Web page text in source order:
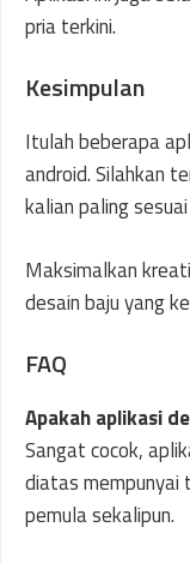
pria terkini.
Kesimpulan
Itulah beberapa
android. Silahkan
kalian paling
Maksimalkan
desain baju yang
FAQ
Apakah aplikasi
Sangat cocok,
diatas mempunyai
pemula sekalipun.